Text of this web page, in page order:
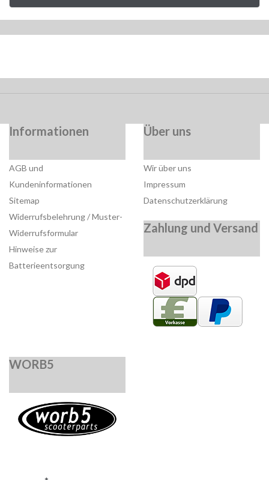
Informationen
AGB und
Kundeninformationen
Sitemap
Widerrufsbelehrung / Muster-
Widerrufsformular
Hinweise zur
Batterieentsorgung
Über uns
Wir über uns
Impressum
Datenschutzerklärung
Zahlung und Versand
WORB5